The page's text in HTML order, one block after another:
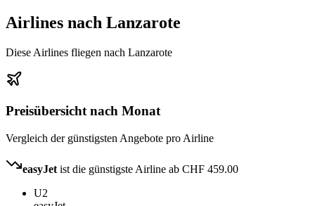
Airlines nach Lanzarote
Diese Airlines fliegen nach Lanzarote
Preisübersicht nach Monat
Vergleich der günstigsten Angebote pro Airline
easyJet ist die günstigste Airline ab CHF 459.00
U2